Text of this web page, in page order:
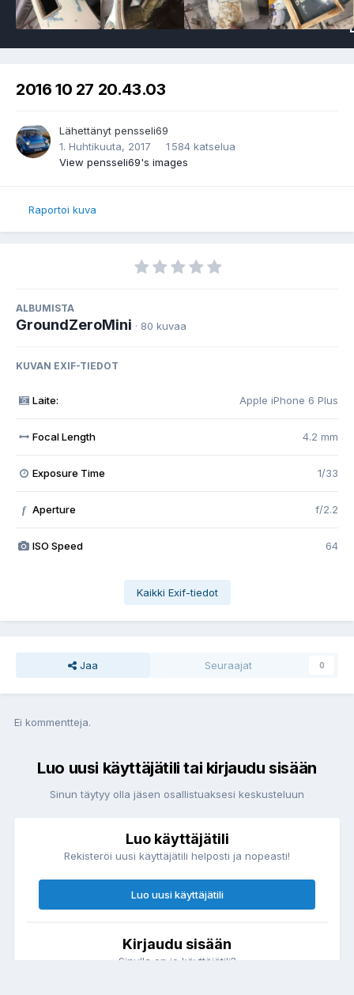
2016 10 27 20.43.03
Lähettänyt pensseli69
1. Huhtikuuta, 2017
1 584 katselua
View pensseli69's images
Raportoi kuva
ALBUMISTA
GroundZeroMini · 80 kuvaa
KUVAN EXIF-TIEDOT
Laite: Apple iPhone 6 Plus
Focal Length 4.2 mm
Exposure Time 1/33
f Aperture f/2.2
ISO Speed 64
Kaikki Exif-tiedot
Jaa Seuraajat 0
Ei kommentteja.
Luo uusi käyttäjätili tai kirjaudu sisään
Sinun täytyy olla jäsen osallistuaksesi keskusteluun
Luo käyttäjätili
Rekisteröi uusi käyttäjätili helposti ja nopeasti!
Luo uusi käyttäjätili
Kirjaudu sisään
Sinulla on jo käyttäjätili?